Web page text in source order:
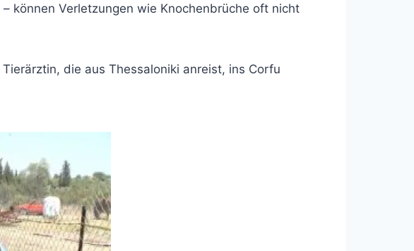
können Verletzungen wie Knochenbrüche oft nicht
die aus Thessaloniki anreist, ins Corfu